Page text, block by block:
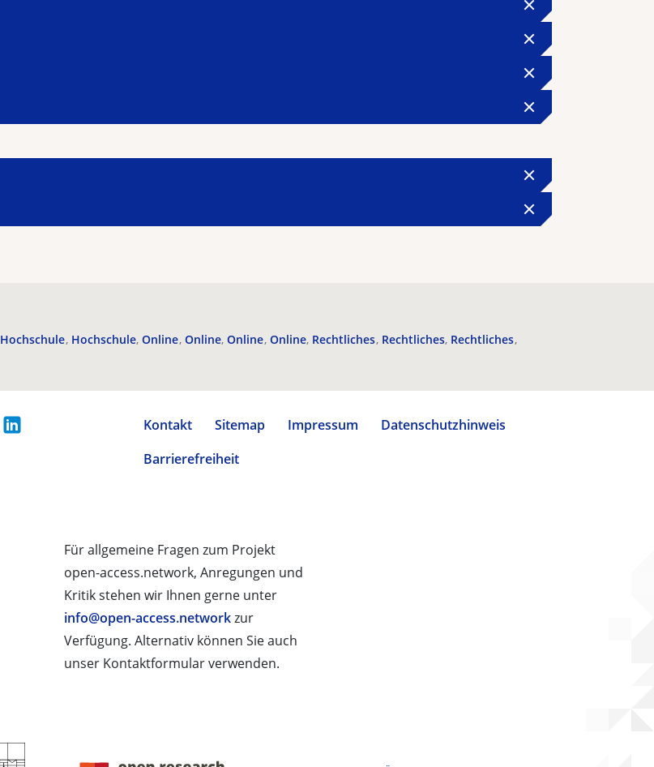
Hochschule Hochschule Online Online Online Online Rechtliches Rechtliches Rechtliches
Kontakt Sitemap Impressum
Datenschutzhinweis
Barrierefreiheit
Für allgemeine Fragen zum Projekt
open-access.network, Anregungen und
Kritik stehen wir Ihnen gerne unter
info@open-access.networkzur
Verfügung. Alternativ können Sie auch
unser Kontaktformular verwenden.